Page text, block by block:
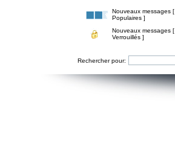
Nouveaux messages [
Populaires ]
Nouveaux messages [
Verrouillés ]
Rechercher pour: